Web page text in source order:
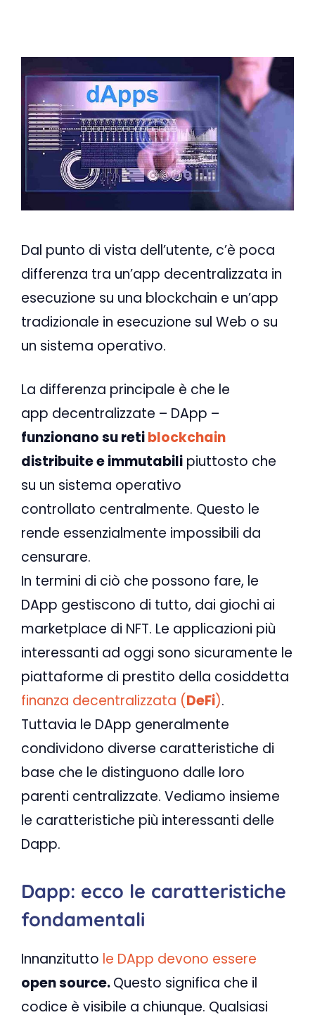
Dal punto di vista dell’utente, c’è poca
differenza tra un’app decentralizzata in
esecuzione su una blockchain e un’app
tradizionale in esecuzione sul Web o su
un sistema operativo.
La differenza principale è che le
app decentralizzate – DApp –
funzionano su retiblockchain
distribuite e immutabili piuttosto che
su un sistema operativo
controllato centralmente. Questo le
rende essenzialmente impossibili da
censurare.
In termini di ciò che possono fare, le
DApp gestiscono di tutto, dai giochi ai
marketplace di NFT. Le applicazioni più
interessanti ad oggi sono sicuramente le
piattaforme di prestito della cosiddetta
finanza decentralizzata (DeFi).
Tuttavia le DApp generalmente
condividono diverse caratteristiche di
base che le distinguono dalle loro
parenti centralizzate. Vediamo insieme
le caratteristiche più interessanti delle
Dapp.
Dapp: ecco le caratteristiche
fondamentali
Innanzitutto le DApp devono essere
open source.Questo significa che il
codice è visibile a chiunque. Qualsiasi